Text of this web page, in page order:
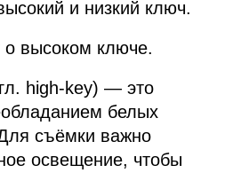
и низкий ключ.
о высоком ключе.
high‑key) — это
белых
съёмки важно
освещение, чтобы